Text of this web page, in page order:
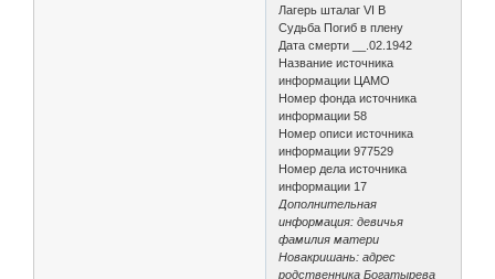
Лагерь шталаг VI B
Судьба Погиб в плену
Дата смерти __.02.1942
Название источника
информации ЦАМО
Номер фонда источника
информации 58
Номер описи источника
информации 977529
Номер дела источника
информации 17
Дополнительная
информация: девичья
фамилия матери
Новакришань: адрес
родственника Богатырева